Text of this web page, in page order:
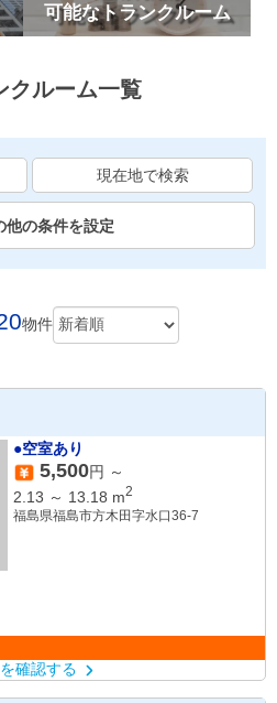
可能なトランクルーム
クルーム一覧
現在地で検索
他の条件を設定
物件
●空室あり
5,500円 ～
2.13 ～ 13.18 m2
福島県福島市方木田字水口36-7
確認する